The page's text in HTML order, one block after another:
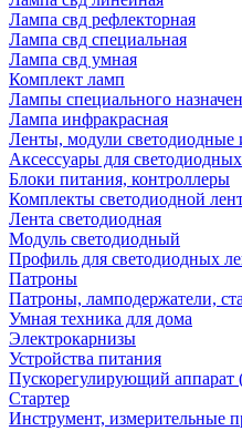
Лампа свд рефлекторная
Лампа свд специальная
Лампа свд умная
Комплект ламп
Лампы специального
Лампа инфракрасная
Ленты, модули
Аксессуары для
Блоки питания, контроллеры
Комплекты светодиодной
Лента светодиодная
Модуль светодиодный
Профиль для светодиодных
Патроны
Патроны, ламподержатели,
Умная техника для дома
Электрокарнизы
Устройства питания
Пускорегулирующий
Стартер
Инструмент, измерительные